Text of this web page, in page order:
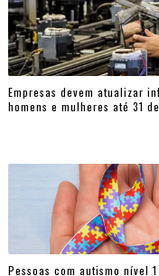
Empresas devem atualizar
homens e mulheres até 31
Pessoas com autismo nível